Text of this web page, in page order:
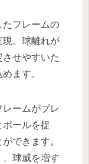
たフレームの
現。球離れが
せやすいた
ます。
ームがブレ
ールを捉
できます。
球威を増す